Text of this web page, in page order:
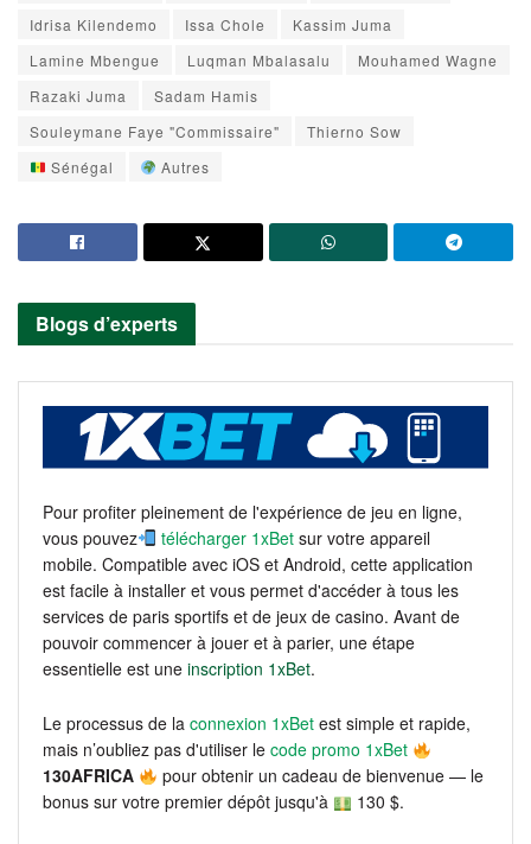
Idrisa Kilendemo
Issa Chole
Kassim Juma
Lamine Mbengue
Luqman Mbalasalu
Mouhamed Wagne
Razaki Juma
Sadam Hamis
Souleymane Faye "Commissaire"
Thierno Sow
Sénégal
Autres
Blogs d’experts
Pour profiter pleinement de l'expérience de jeu en ligne,
vous pouvez
télécharger 1xBet sur votre appareil
mobile. Compatible avec iOS et Android, cette application
est facile à installer et vous permet d'accéder à tous les
services de paris sportifs et de jeux de casino. Avant de
pouvoir commencer à jouer et à parier, une étape
essentielle est une inscription 1xBet.
Le processus de la connexion 1xBet est simple et rapide,
mais n’oubliez pas d'utiliser le code promo 1xBet
130AFRICA
pour obtenir un cadeau de bienvenue — le
bonus sur votre premier dépôt jusqu'à
130 $.